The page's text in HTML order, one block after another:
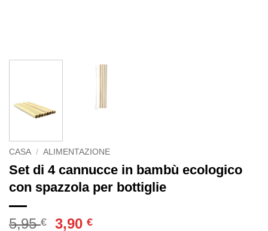
CASA / ALIMENTAZIONE
Set di 4 cannucce in bambù ecologico
con spazzola per bottiglie
5,95€
Il
3,90€Il